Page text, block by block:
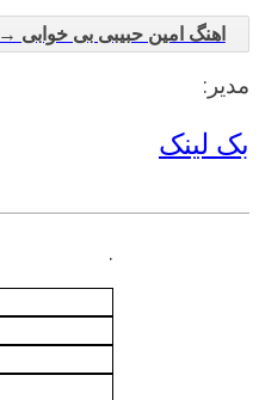
اهنگ امین حبیبی بی خوابی →
مدیر:
بک لینک
.